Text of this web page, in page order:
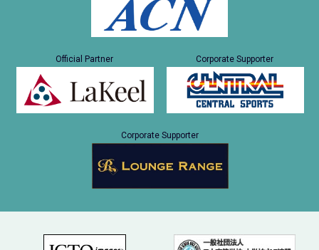
Official Partner Corporate Supporter
Corporate Supporter